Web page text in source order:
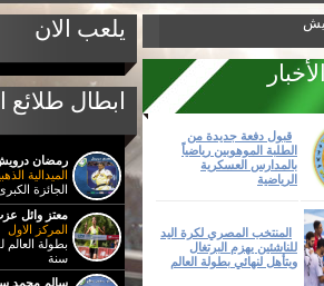
يلعب الان
ابطال
رمضان
الميدالية
الجائزة
معتز وائل
المركز الاول
سنة
سالم محمد
المنتخب المصري لكرة اليد
قبول دفعة جديدة من
الطلبة الموهوبين رياضياً
بالمدارس العسكرية
الرياضية
المنتخب المصري لكرة اليد
للناشئين يهزم البرتغال
ويتأهل لنهائي بطولة العالم